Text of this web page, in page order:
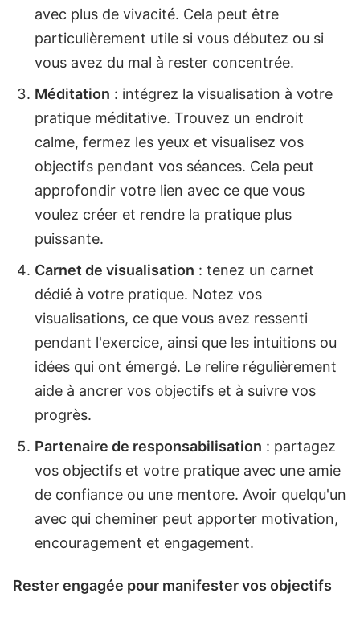
avec plus de vivacité. Cela peut être
particulièrement utile si vous débutez ou si
vous avez du mal à rester concentrée.
Méditation : intégrez la visualisation à votre
pratique méditative. Trouvez un endroit
calme, fermez les yeux et visualisez vos
objectifs pendant vos séances. Cela peut
approfondir votre lien avec ce que vous
voulez créer et rendre la pratique plus
puissante.
Carnet de visualisation : tenez un carnet
dédié à votre pratique. Notez vos
visualisations, ce que vous avez ressenti
pendant l'exercice, ainsi que les intuitions ou
idées qui ont émergé. Le relire régulièrement
aide à ancrer vos objectifs et à suivre vos
progrès.
Partenaire de responsabilisation : partagez
vos objectifs et votre pratique avec une amie
de confiance ou une mentore. Avoir quelqu'un
avec qui cheminer peut apporter motivation,
encouragement et engagement.
Rester engagée pour manifester vos objectifs